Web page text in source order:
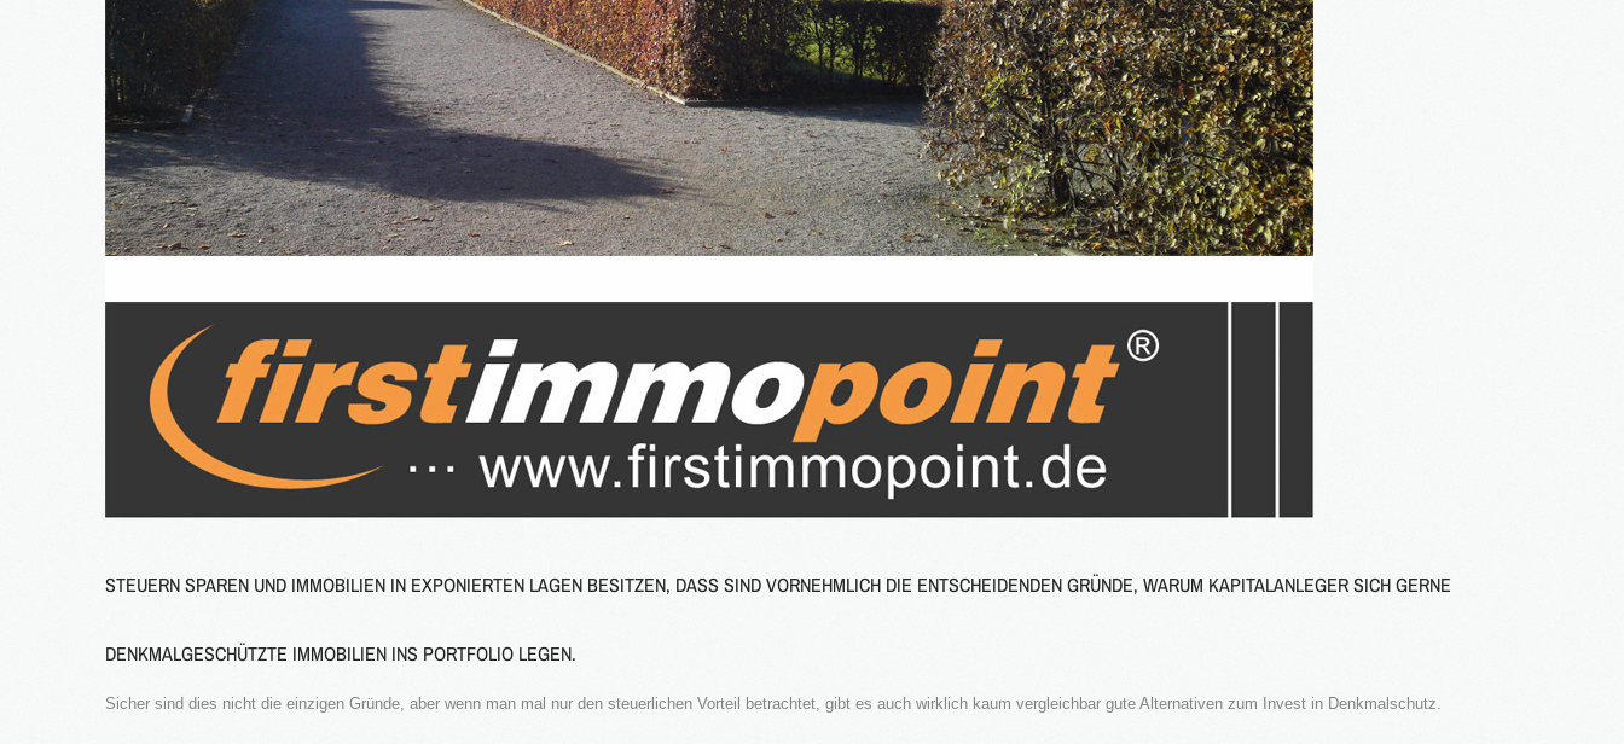
STEUERN SPAREN UND IMMOBILIEN IN EXPONIERTEN LAGEN BESITZEN, DASS SIND VORNEHMLICH DIE ENTSCHEIDENDEN GRÜNDE, WARUM KAPITALANLEGER SICH GERNE
DENKMALGESCHÜTZTE IMMOBILIEN INS PORTFOLIO LEGEN.
Sicher sind dies nicht die einzigen Gründe, aber wenn man mal nur den steuerlichen Vorteil betrachtet, gibt es auch wirklich kaum vergleichbar gute Alternativen zum Invest in Denkmalschutz.